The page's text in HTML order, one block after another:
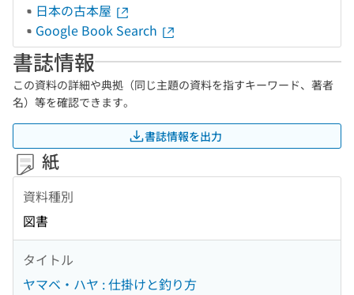
日本の古本屋
Google Book Search
書誌情報
この資料の詳細や典拠（同じ主題の資料を指すキーワード、著者
名）等を確認できます。
書誌情報を出力
紙
資料種別
図書
タイトル
ヤマベ・ハヤ : 仕掛けと釣り方